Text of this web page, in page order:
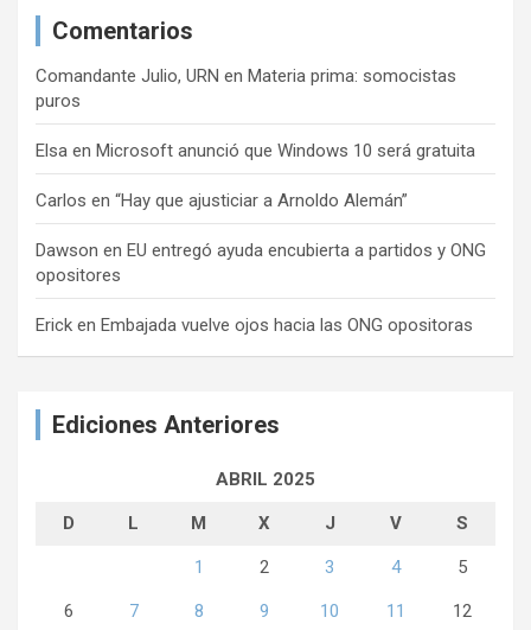
Comentarios
Comandante Julio, URN en Materia prima: somocistas
puros
Elsa en Microsoft anunció que Windows 10 será gratuita
Carlos en “Hay que ajusticiar a Arnoldo Alemán”
Dawson en EU entregó ayuda encubierta a partidos y ONG
opositores
Erick en Embajada vuelve ojos hacia las ONG opositoras
Ediciones Anteriores
ABRIL 2025
D L M X J V S
1 2 3 4 5
6 7 8 9 10 11 12